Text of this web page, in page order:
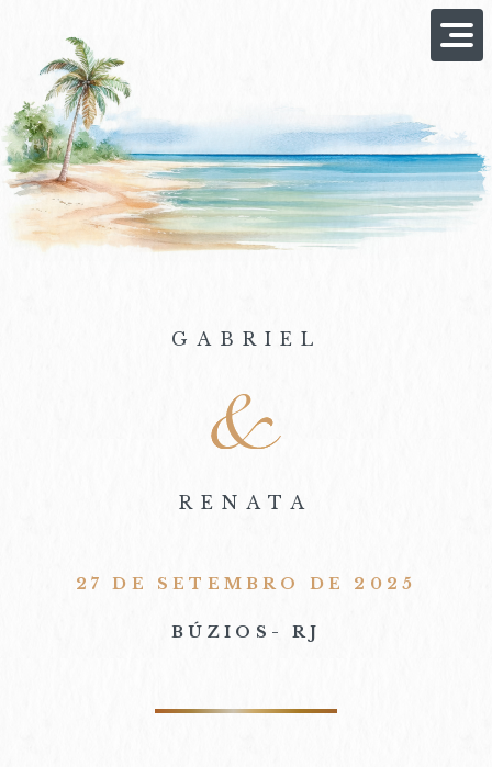
GABRIEL
RENATA
27 DE SETEMBRO DE 2025
BÚZIOS- RJ